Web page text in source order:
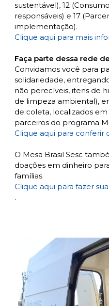
sustentável), 12
responsáveis) e 17
implementação).
Clique aqui para mais
Faça parte dessa rede
Convidamos você para
solidariedade,
não perecíveis, itens de
de limpeza ambiental),
de coleta, localizados
parceiros do programa
Clique aqui para conferir
O Mesa Brasil Sesc
doações em dinheiro
famílias.
Clique aqui para fazer
.